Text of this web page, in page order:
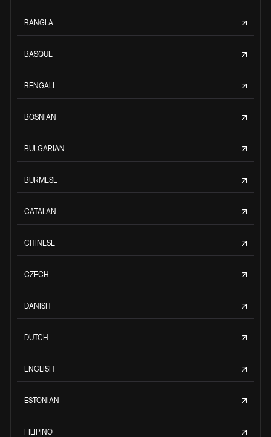
BANGLA
BASQUE
BENGALI
BOSNIAN
BULGARIAN
BURMESE
CATALAN
CHINESE
CZECH
DANISH
DUTCH
ENGLISH
ESTONIAN
FILIPINO